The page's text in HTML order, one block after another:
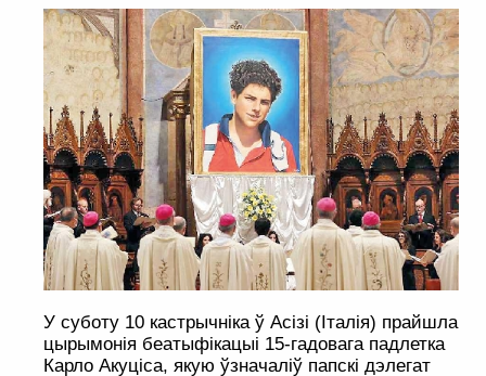
У суботу 10 кастрычніка ў Асізі (Італія) прайшла
цырымонія беатыфікацыі 15-гадовага падлетка
Карло Акуціса, якую ўзначаліў папскі дэлегат